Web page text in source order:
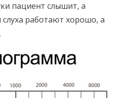
пациент слышит, а
слуха работают хорошо, а